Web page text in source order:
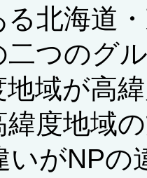
北海道
二つのグ
地域が高
緯度地域
いがNPの